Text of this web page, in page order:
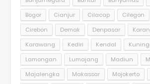
Bogor
Cianjur Cilacap Cilegon
Cirebon
Demak Denpasar
Karawang
Kediri Kendal
Lamongan
Lumajang Madiun
Majalengka
Makassar Mojokerto